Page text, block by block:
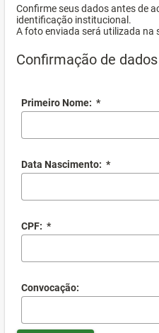
Confirme seus dados antes de
identificação institucional.
A foto enviada será utilizada na
Confirmação de dados
Primeiro Nome: *
Data Nascimento: *
CPF: *
Convocação: